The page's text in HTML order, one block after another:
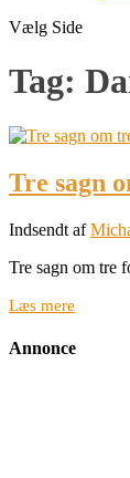
Vælg Side
Tag:
Tre sagn
Indsendt af
Tre sagn om tre
Læs mere
Annonce